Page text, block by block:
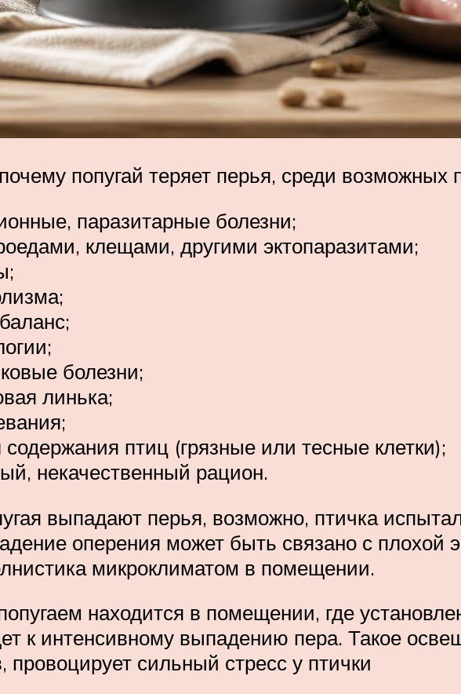
попугай теряет перья, среди
паразитарные болезни;
клещами, другими эктопаразитами;
болезни;
линька;
птиц (грязные или тесные клетки);
некачественный рацион.
выпадают перья, возможно, птичка
оперения может быть связано с плохой
микроклиматом в помещении.
находится в помещении, где
к интенсивному выпадению пера. Такое
провоцирует сильный стресс у птички